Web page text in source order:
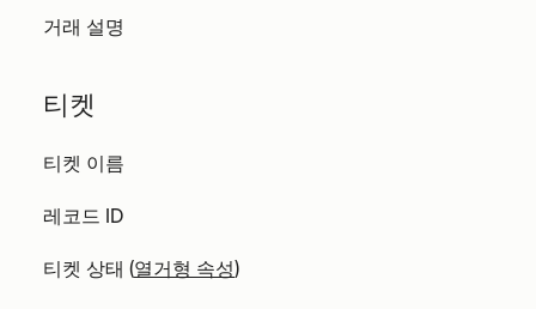
거래 설명
티켓
티켓 이름
레코드 ID
티켓 상태 (열거형 속성)